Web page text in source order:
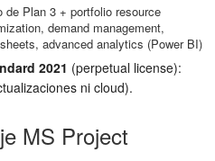
de Plan 3 + portfolio resource
demand management,
advanced analytics (Power BI)
2021 (perpetual license):
ni cloud).
MS Project